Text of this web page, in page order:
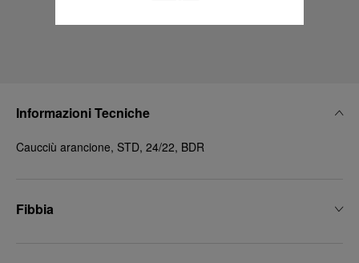
Informazioni Tecniche
Caucciù arancione, STD, 24/22, BDR
Fibbia